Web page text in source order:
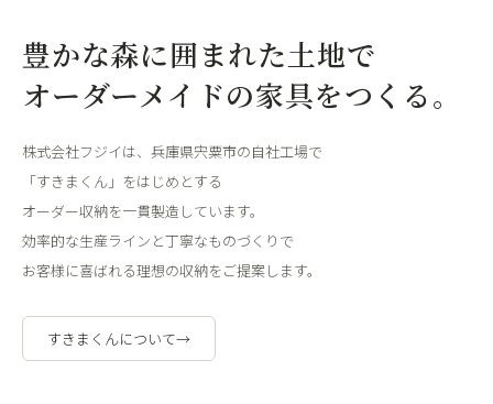
豊かな森に囲まれた土地で
オーダーメイドの家具をつくる。
株式会社フジイは、兵庫県宍粟市の自社工場で
「すきまくん」をはじめとする
オーダー収納を一貫製造しています。
効率的な生産ラインと丁寧なものづくりで
お客様に喜ばれる理想の収納をご提案します。
すきまくんについて→